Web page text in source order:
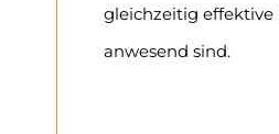
gleichzeitig
anwesend sind.